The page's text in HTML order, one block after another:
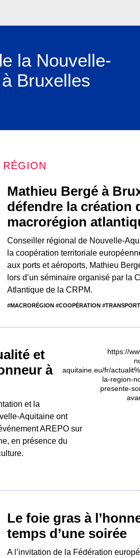
la Nouvelle-
Bruxelles
Mathieu Bergé à
défendre la création
macrorégion
Conseiller régional de Nouvelle-
la coopération territoriale
aux ports et aéroports, Mathieu
lors d’un séminaire organisé par la
Atlantique de la CRPM.
#MACRORÉGION #COOPÉRATION
et
à
et la
Aquitaine ont
AREPO sur
en présence du
Le foie gras à
temps d’une soirée
A l’invitation de la Fédération